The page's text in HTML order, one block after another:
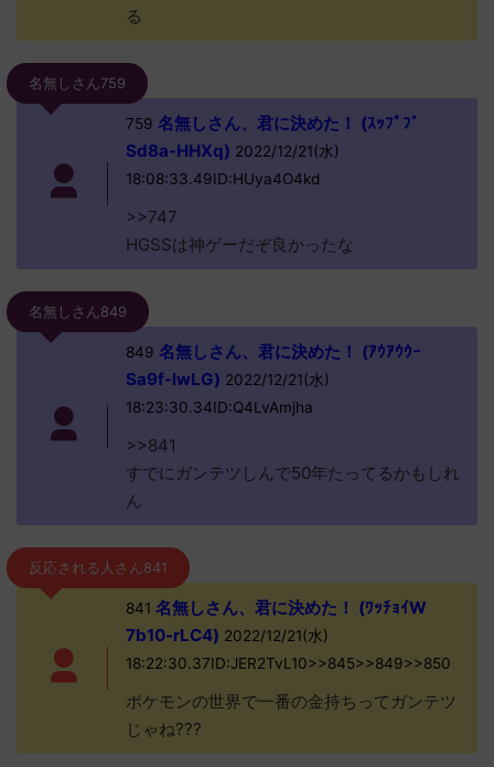
る
名無しさん759
759 名無しさん、君に決めた！ (ｽｯﾌﾟﾌﾟ
Sd8a-HHXq) 2022/12/21(水)
18:08:33.49ID:HUya4O4kd
>>747
HGSSは神ゲーだぞ良かったな
名無しさん849
849 名無しさん、君に決めた！ (ｱｳｱｳｳｰ
Sa9f-lwLG) 2022/12/21(水)
18:23:30.34ID:Q4LvAmjha
>>841
すでにガンテツしんで50年たってるかもしれ
ん
反応される人さん841
841 名無しさん、君に決めた！ (ﾜｯﾁｮｲW
7b10-rLC4) 2022/12/21(水)
18:22:30.37ID:JER2TvL10>>845>>849>>850
ポケモンの世界で一番の金持ちってガンテツ
じゃね???